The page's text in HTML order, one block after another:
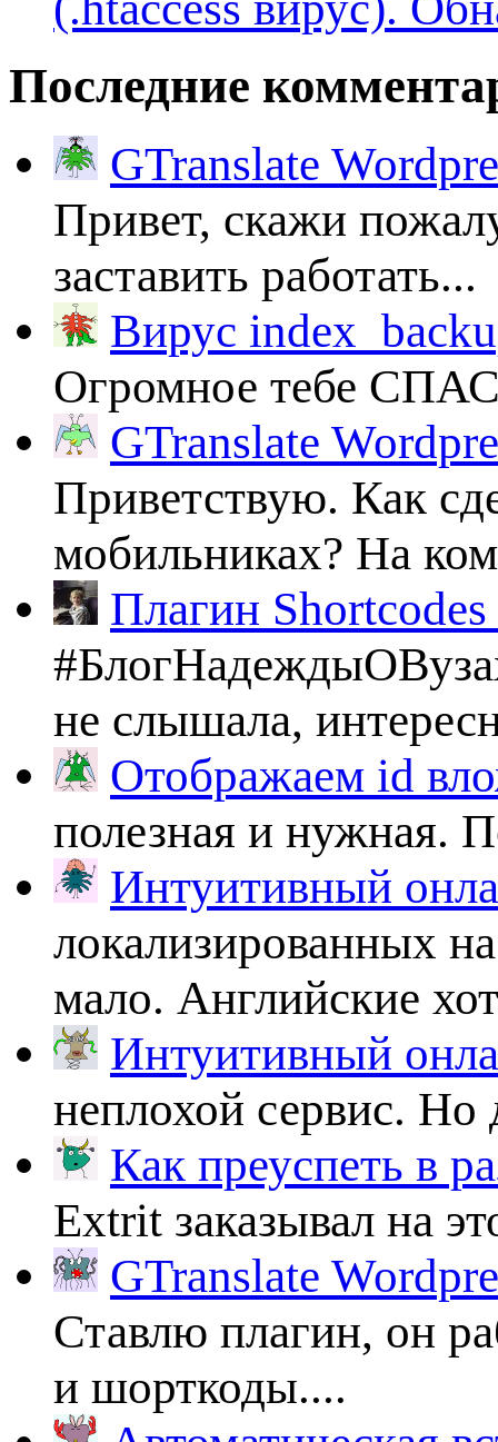
Последние
GTranslate
Привет, скажи
заставить работать...
Вирус
Огромное тебе
GTranslate
Приветствую. Как
мобильниках? На
Плагин
не слышала,
Отображаем id
полезная и нужная.
Интуитивный
локализированных
мало. Английские
Интуитивный
неплохой сервис.
Как преуспеть в
Extrit заказывал на
GTranslate
Ставлю плагин, он
и шорткоды....